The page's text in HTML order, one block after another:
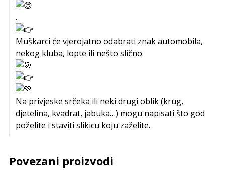
.
Muškarci će vjerojatno odabrati znak automobila,
nekog kluba, lopte ili nešto slično.
Na privjeske srčeka ili neki drugi oblik (krug,
djetelina, kvadrat, jabuka…) mogu napisati što god
poželite i staviti slikicu koju zaželite.
Povezani proizvodi